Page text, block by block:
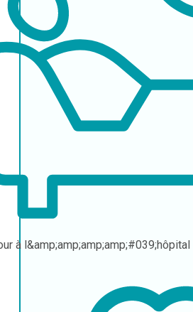
à l&amp;amp;amp;amp;#039;hôpital